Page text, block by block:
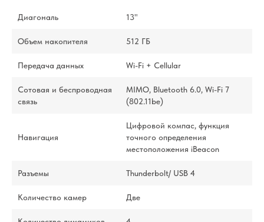
Диагональ 13"
Объем накопителя 512 ГБ
Передача данных Wi-Fi + Cellular
Сотовая и беспроводная
связь
MIMO, Bluetooth 6.0, Wi-Fi 7
(802.11be)
Навигация
Цифровой компас, функция
точного определения
местоположения iBeacon
Разъемы Thunderbolt/ USB 4
Количество камер Две